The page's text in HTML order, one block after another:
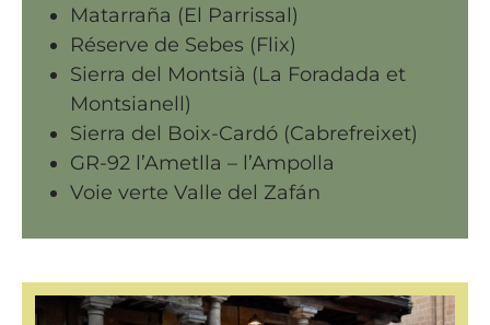
Matarraña (El Parrissal)
Réserve de Sebes (Flix)
Sierra del Montsià (La Foradada et
Montsianell)
Sierra del Boix-Cardó (Cabrefreixet)
GR-92 l’Ametlla – l’Ampolla
Voie verte Valle del Zafán